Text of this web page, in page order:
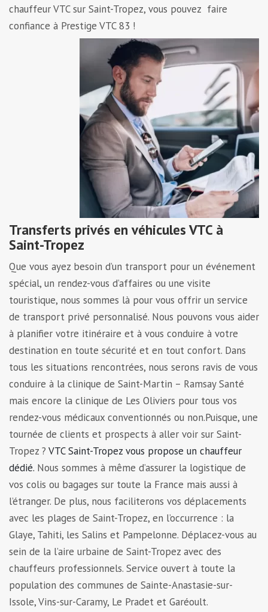
chauffeur VTC sur Saint-Tropez, vous pouvez faire
confiance à Prestige VTC 83 !
Transferts privés en véhicules VTC à
Saint-Tropez
Que vous ayez besoin d’un transport pour un événement
spécial, un rendez-vous d’affaires ou une visite
touristique, nous sommes là pour vous offrir un service
de transport privé personnalisé. Nous pouvons vous aider
à planifier votre itinéraire et à vous conduire à votre
destination en toute sécurité et en tout confort. Dans
tous les situations rencontrées, nous serons ravis de vous
conduire à la clinique de Saint-Martin – Ramsay Santé
mais encore la clinique de Les Oliviers pour tous vos
rendez-vous médicaux conventionnés ou non.Puisque, une
tournée de clients et prospects à aller voir sur Saint-
Tropez ? VTC Saint-Tropez vous propose un chauffeur
dédié. Nous sommes à même d’assurer la logistique de
vos colis ou bagages sur toute la France mais aussi à
l’étranger. De plus, nous faciliterons vos déplacements
avec les plages de Saint-Tropez, en l’occurrence : la
Glaye, Tahiti, les Salins et Pampelonne. Déplacez-vous au
sein de la l’aire urbaine de Saint-Tropez avec des
chauffeurs professionnels. Service ouvert à toute la
population des communes de Sainte-Anastasie-sur-
Issole, Vins-sur-Caramy, Le Pradet et Garéoult.